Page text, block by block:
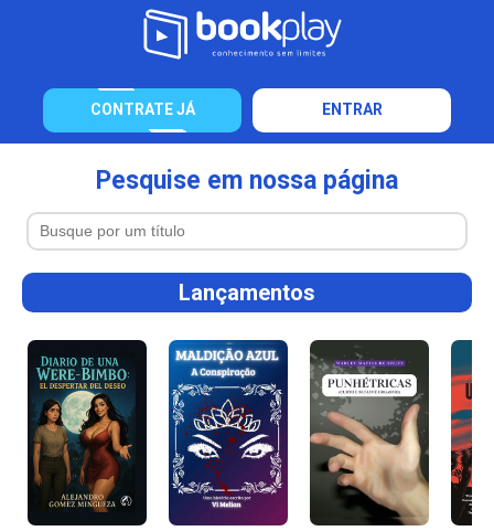
CONTRATE JÁ ENTRAR
Pesquise em nossa página
Lançamentos